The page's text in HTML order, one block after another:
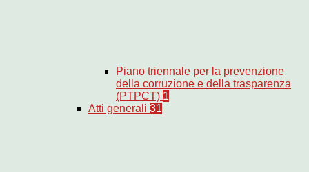
Piano triennale per la prevenzione
della corruzione e della trasparenza
(PTPCT) 1
Atti generali 31